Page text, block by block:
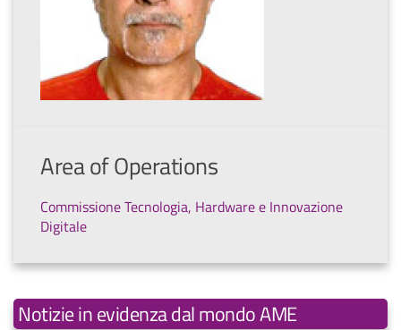
Area of Operations
Commissione Tecnologia, Hardware e Innovazione
Digitale
Notizie in evidenza dal mondo AME